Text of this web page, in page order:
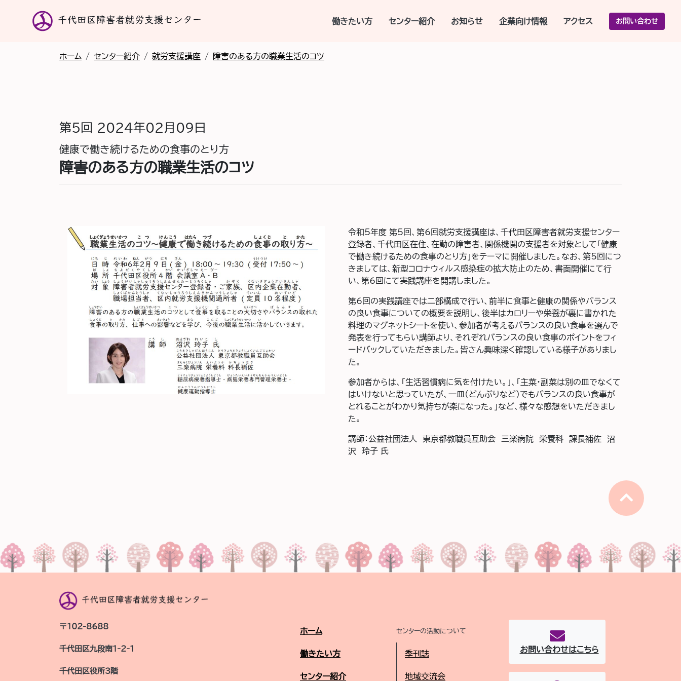
働きたい方 センター紹介 お知らせ 企業向け情報 アクセス お問い合わせ
ホーム / センター紹介 / 就労支援講座 / 障害のある方の職業生活のコツ
第5回 2024年02月09日
健康で働き続けるための食事のとり方
障害のある方の職業生活のコツ
令和5年度 第5回、第6回就労支援講座は、千代田区障害者就労支援センター
登録者、千代田区在住、在勤の障害者、関係機関の支援者を対象として「健康
で働き続けるための食事のとり方」をテーマに開催しました。なお、第5回につ
きましては、新型コロナウィルス感染症の拡大防止のため、書面開催にて行
い、第6回にて実践講座を開講しました。
第6回の実践講座では二部構成で行い、前半に食事と健康の関係やバランス
の良い食事についての概要を説明し、後半はカロリーや栄養が裏に書かれた
料理のマグネットシートを使い、参加者が考えるバランスの良い食事を選んで
発表を行ってもらい講師より、それぞれバランスの良い食事のポイントをフィ
ードバックしていただきました。皆さん興味深く確認している様子がありまし
た。
参加者からは、「生活習慣病に気を付けたい。」、「主菜・副菜は別の皿でなくて
はいけないと思っていたが、一皿(どんぶりなど)でもバランスの良い食事が
とれることがわかり気持ちが楽になった。」など、様々な感想をいただきまし
た。
講師：公益社団法人 東京都教職員互助会 三楽病院 栄養科 課長補佐 沼
沢 玲子 氏
〒102-8688
千代田区九段南1-2-1
千代田区役所3階
ホーム
働きたい方
センター紹介
センターの活動について
季刊誌
地域交流会
お問い合わせはこちら